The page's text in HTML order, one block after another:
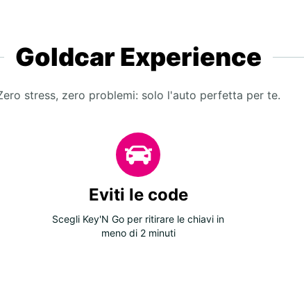
Goldcar Experience
stress, zero problemi: solo l'auto perfetta per te.
Eviti le code
Scegli Key'N Go per ritirare le chiavi in
meno di 2 minuti